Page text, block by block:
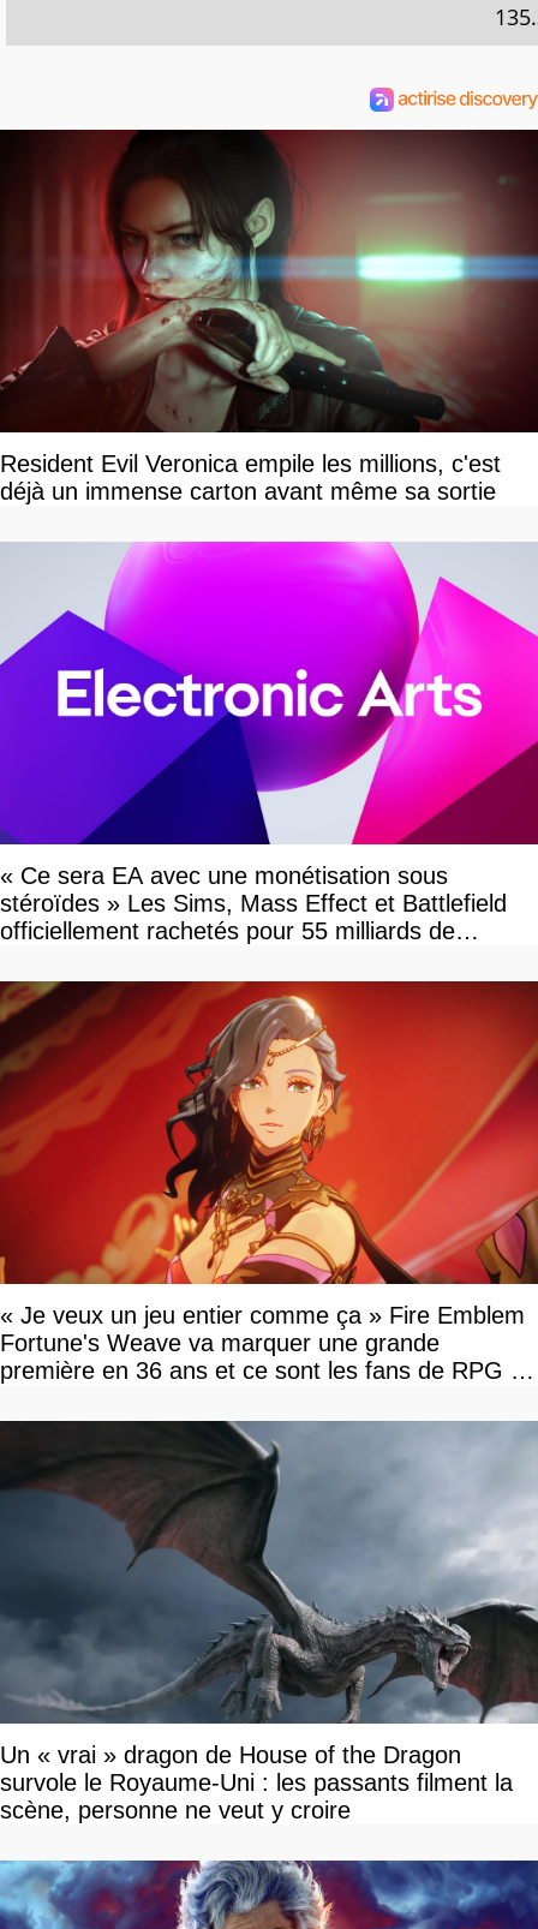
Resident Evil Veronica empile les millions, c'est
déjà un immense carton avant même sa sortie
« Ce sera EA avec une monétisation sous
stéroïdes » Les Sims, Mass Effect et Battlefield
officiellement rachetés pour 55 milliards de
« Je veux un jeu entier comme ça » Fire Emblem
Fortune's Weave va marquer une grande
première en 36 ans et ce sont les fans de RPG en
Un « vrai » dragon de House of the Dragon
survole le Royaume-Uni : les passants filment la
scène, personne ne veut y croire